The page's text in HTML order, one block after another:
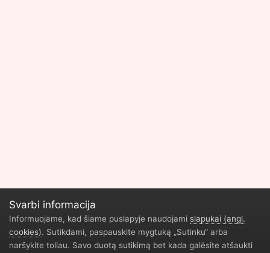
Privatumo politika Geliu parduotuve Vilnius
Durų restauravimas
Svarbi informacija
Informuojame, kad šiame puslapyje naudojami slapukai (angl.
cookies). Sutikdami, paspauskite mygtuką „Sutinku“ arba
naršykite toliau. Savo duotą sutikimą bet kada galėsite atšaukti